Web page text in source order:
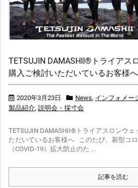
TETSUJIN DAMASHII®トライアス
購入ご検討いただいているお客様へ
2020年3月23日 News, インフォメー
製品紹介, 説明会・採寸会
TETSUJIN DAMASHII®トライアスロンウ
ただいているお客様へ このたび、新型コ
（COVID-19）拡大防止のた ...
記事を読む